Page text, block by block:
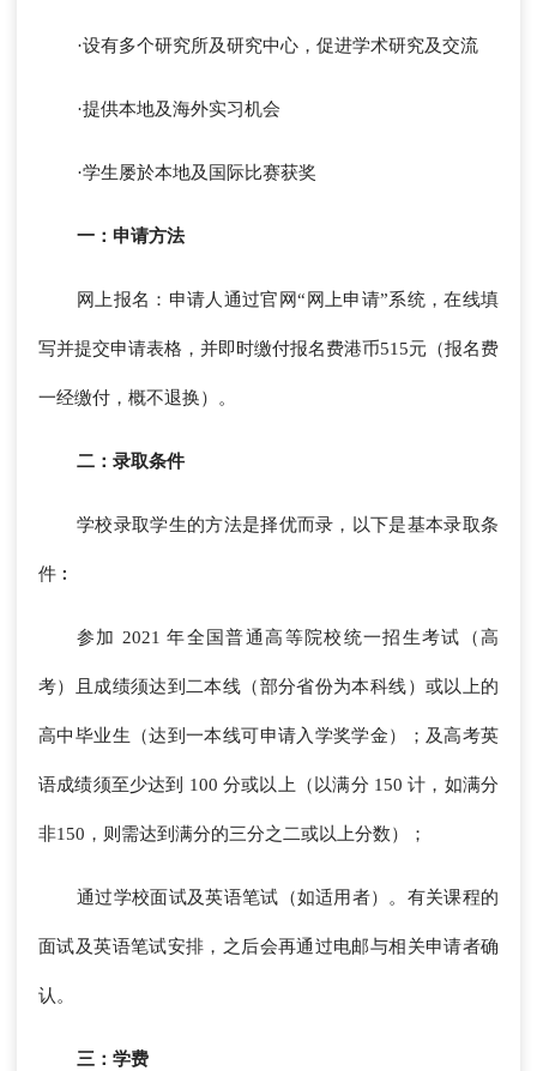
·设有多个研究所及研究中心，促进学术研究及交流
·提供本地及海外实习机会
·学生屡於本地及国际比赛获奖
一：申请方法
网上报名：申请人通过官网“网上申请”系统，在线填
写并提交申请表格，并即时缴付报名费港币515元（报名费
一经缴付，概不退换）。
二：录取条件
学校录取学生的方法是择优而录，以下是基本录取条
件︰
参加 2021 年全国普通高等院校统一招生考试（高
考）且成绩须达到二本线（部分省份为本科线）或以上的
高中毕业生（达到一本线可申请入学奖学金）；及高考英
语成绩须至少达到 100 分或以上（以满分 150 计，如满分
非150，则需达到满分的三分之二或以上分数）；
通过学校面试及英语笔试（如适用者）。有关课程的
面试及英语笔试安排，之后会再通过电邮与相关申请者确
认。
三：学费